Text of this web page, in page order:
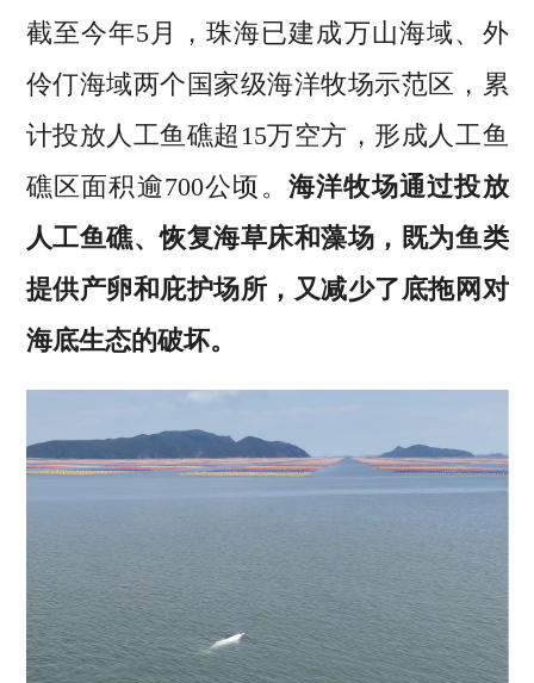
截至今年5月，珠海已建成万山海域、外
伶仃海域两个国家级海洋牧场示范区，累
计投放人工鱼礁超15万空方，形成人工鱼
礁区面积逾700公顷。 海洋牧场通过投放
人工鱼礁、恢复海草床和藻场，既为鱼类
提供产卵和庇护场所，又减少了底拖网对
海底生态的破坏。